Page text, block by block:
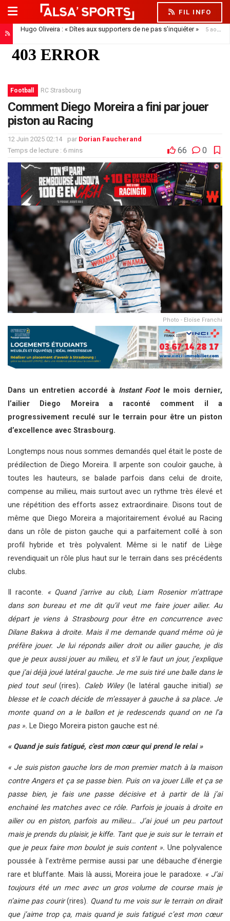
FIL INFO
Hugo Oliveira : « Dîtes aux supporters de ne pas s’inquiéter » 5 août 2026
Football RC Strasbourg
Comment Diego Moreira a fini par jouer
piston au Racing
12 Juin 2025 02:14 par Dorian Faucherand
Temps de lecture : 6 mins
66 0
Photo - Eloïse Franchi
Dans un entretien accordé à Instant Foot le mois dernier,
l’ailier Diego Moreira a raconté comment il a
progressivement reculé sur le terrain pour être un piston
d’excellence avec Strasbourg.
Longtemps nous nous sommes demandés quel était le poste de
prédilection de Diego Moreira. Il arpente son couloir gauche, à
toutes les hauteurs, se balade parfois dans celui de droite,
compense au milieu, mais surtout avec un rythme très élevé et
une répétition des efforts assez extraordinaire. Disons tout de
même que Diego Moreira a majoritairement évolué au Racing
dans un rôle de piston gauche qui a parfaitement collé à son
profil hybride et très polyvalent. Même si le natif de Liège
revendiquait un rôle plus haut sur le terrain dans ses précédents
clubs.
Il raconte. « Quand j’arrive au club, Liam Rosenior m’attrape
dans son bureau et me dit qu’il veut me faire jouer ailier. Au
départ je viens à Strasbourg pour être en concurrence avec
Dilane Bakwa à droite. Mais il me demande quand même où je
préfère jouer. Je lui réponds ailier droit ou ailier gauche, je dis
que je peux aussi jouer au milieu, et s’il le faut un jour, j’explique
que j’ai déjà joué latéral gauche. Je me suis tiré une balle dans le
pied tout seul (rires). Caleb Wiley (le latéral gauche initial) se
blesse et le coach décide de m’essayer à gauche à sa place. Je
monte quand on a le ballon et je redescends quand on ne l’a
pas ». Le Diego Moreira piston gauche est né.
« Quand je suis fatigué, c’est mon cœur qui prend le relai »
« Je suis piston gauche lors de mon premier match à la maison
contre Angers et ça se passe bien. Puis on va jouer Lille et ça se
passe bien, je fais une passe décisive et à partir de là j’ai
enchainé les matches avec ce rôle. Parfois je jouais à droite en
ailier ou en piston, parfois au milieu… J’ai joué un peu partout
mais je prends du plaisir, je kiffe. Tant que je suis sur le terrain et
que je peux faire mon boulot je suis content ». Une polyvalence
poussée à l’extrême permise aussi par une débauche d’énergie
rare et bluffante. Mais là aussi, Moreira joue le paradoxe. « J’ai
toujours été un mec avec un gros volume de course mais je
n’aime pas courir(rires). Quand tu me vois sur le terrain on dirait
que j’aime trop ça, mais quand je suis fatigué c’est mon cœur